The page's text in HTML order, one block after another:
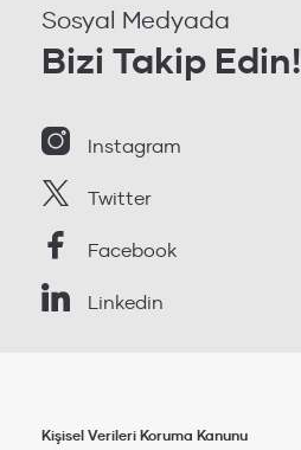
Sosyal Medyada
Bizi Takip Edin!
Instagram
Twitter
Facebook
Linkedin
Kişisel Verileri Koruma Kanunu